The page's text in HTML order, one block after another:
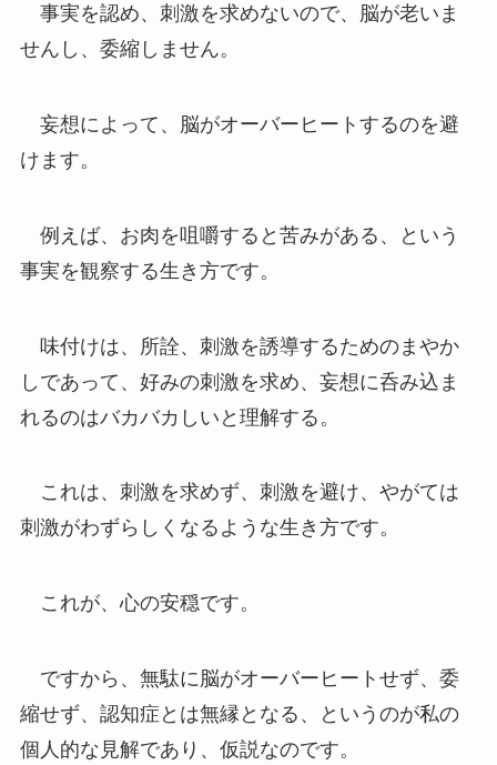
事実を認め、刺激を求めないので、脳が老いま
せんし、委縮しません。
妄想によって、脳がオーバーヒートするのを避
けます。
例えば、お肉を咀嚼すると苦みがある、という
事実を観察する生き方です。
味付けは、所詮、刺激を誘導するためのまやか
しであって、好みの刺激を求め、妄想に呑み込ま
れるのはバカバカしいと理解する。
これは、刺激を求めず、刺激を避け、やがては
刺激がわずらしくなるような生き方です。
これが、心の安穏です。
ですから、無駄に脳がオーバーヒートせず、委
縮せず、認知症とは無縁となる、というのが私の
個人的な見解であり、仮説なのです。